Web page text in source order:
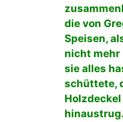
die von
Speisen,
nicht mehr
sie alles
schüttete,